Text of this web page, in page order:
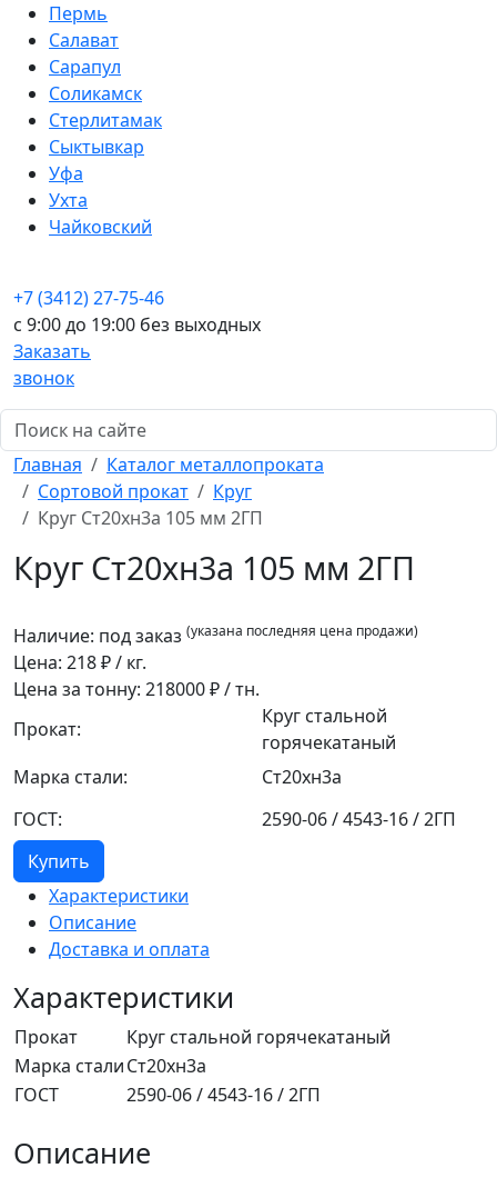
Пермь
Салават
Сарапул
Соликамск
Стерлитамак
Сыктывкар
Уфа
Ухта
Чайковский
+7 (3412) 27-75-46
c 9:00 до 19:00 без выходных
Заказать
звонок
Главная
Каталог металлопроката
Сортовой прокат
Круг
Круг Ст20хн3а 105 мм 2ГП
Круг Ст20хн3а 105 мм 2ГП
Наличие: под заказ (указана последняя цена продажи)
Цена: 218₽ / кг.
Цена за тонну: 218000₽ / тн.
Прокат:
Круг стальной
горячекатаный
Марка стали:
Ст20хн3а
ГОСТ:
2590-06 / 4543-16 / 2ГП
Купить
Характеристики
Описание
Доставка и оплата
Характеристики
Прокат
Круг стальной горячекатаный
Марка сталиСт20хн3а
ГОСТ
2590-06 / 4543-16 / 2ГП
Описание